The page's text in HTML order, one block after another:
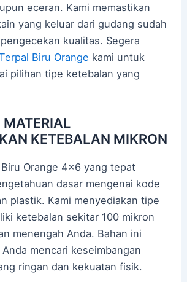
eceran. Kami memastikan
yang keluar dari gudang sudah
kualitas. Segera
Biru Orange kami untuk
pilihan tipe ketebalan yang
KETEBALAN MIKRON
Orange 4×6 yang tepat
dasar mengenai kode
plastik. Kami menyediakan tipe
ketebalan sekitar 100 mikron
menengah Anda. Bahan ini
mencari keseimbangan
ringan dan kekuatan fisik.